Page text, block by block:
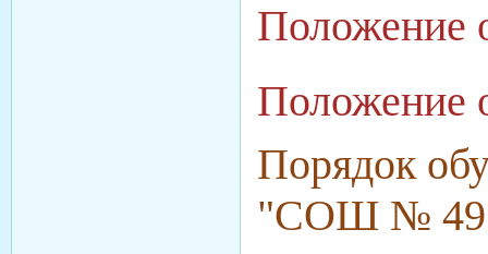
Положение
Положение
Порядок
"СОШ № 49"